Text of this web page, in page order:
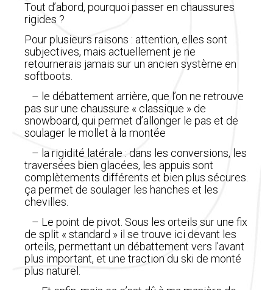
Tout d’abord, pourquoi passer en chaussures
rigides ?
Pour plusieurs raisons : attention, elles sont
subjectives, mais actuellement je ne
retournerais jamais sur un ancien système en
softboots.
– le débattement arrière, que l’on ne retrouve
pas sur une chaussure « classique » de
snowboard, qui permet d’allonger le pas et de
soulager le mollet à la montée
– la rigidité latérale : dans les conversions, les
traversées bien glacées, les appuis sont
complètements différents et bien plus sécures.
ça permet de soulager les hanches et les
chevilles.
– Le point de pivot. Sous les orteils sur une fix
de split « standard » il se trouve ici devant les
orteils, permettant un débattement vers l’avant
plus important, et une traction du ski de monté
plus naturel.